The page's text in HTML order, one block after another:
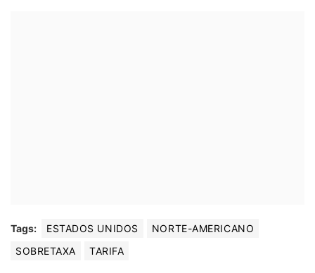
Tags: ESTADOS UNIDOS
NORTE-AMERICANO
SOBRETAXA
TARIFA